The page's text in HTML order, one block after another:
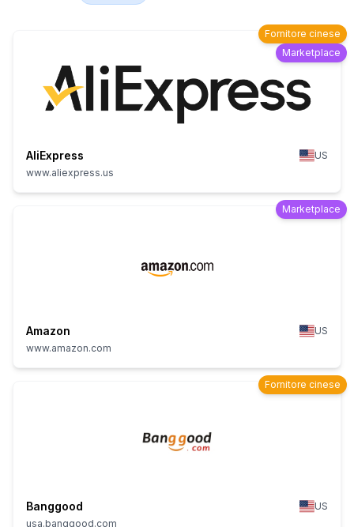
Fornitore cinese
Marketplace
AliExpress
US
www.aliexpress.us
Marketplace
Amazon
US
www.amazon.com
Fornitore cinese
Banggood
US
usa.banggood.com